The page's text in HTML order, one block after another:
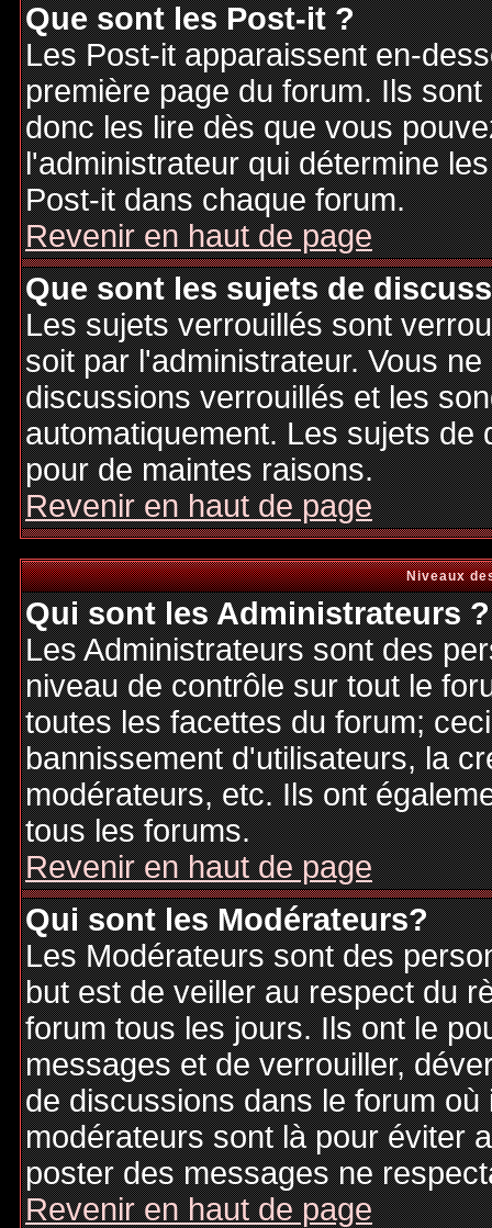
Que sont les Post-it ?
Les Post-it apparaissent en-
première page du forum. Ils
donc les lire dès que vous
l'administrateur qui détermine
Post-it dans chaque forum.
Revenir en haut de page
Que sont les sujets de
Les sujets verrouillés sont
soit par l'administrateur. Vous
discussions verrouillés et les
automatiquement. Les sujets
pour de maintes raisons.
Revenir en haut de page
Niveaux
Qui sont les Administrateurs ?
Les Administrateurs sont des
niveau de contrôle sur tout le
toutes les facettes du forum;
bannissement d'utilisateurs, la
modérateurs, etc. Ils ont
tous les forums.
Revenir en haut de page
Qui sont les Modérateurs?
Les Modérateurs sont des
but est de veiller au respect du
forum tous les jours. Ils ont le
messages et de verrouiller,
de discussions dans le forum
modérateurs sont là pour éviter
poster des messages ne
Revenir en haut de page